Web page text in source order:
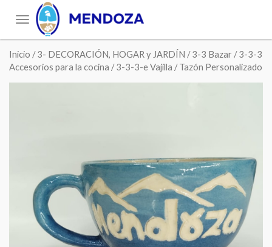
Toggle
navigation
Inicio /3- DECORACIÓN, HOGAR y JARDÍN /3-3 Bazar /3-3-3
Accesorios para la cocina /3-3-3-e Vajilla / Tazón Personalizado